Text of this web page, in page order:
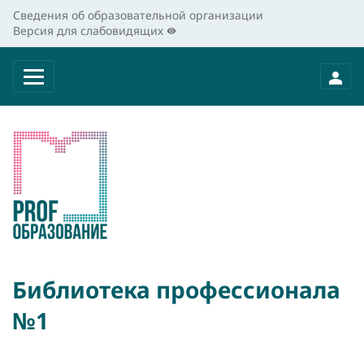
Сведения об образовательной организации
Версия для слабовидящих
Библиотека профессионала
№1